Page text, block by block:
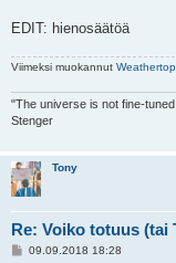
EDIT: hienosäätöä
Viimeksi muokannut Weathertop
"The universe is not fine-
Stenger
Tony
Re: Voiko totuus (tai
V09.09.2018 18:28